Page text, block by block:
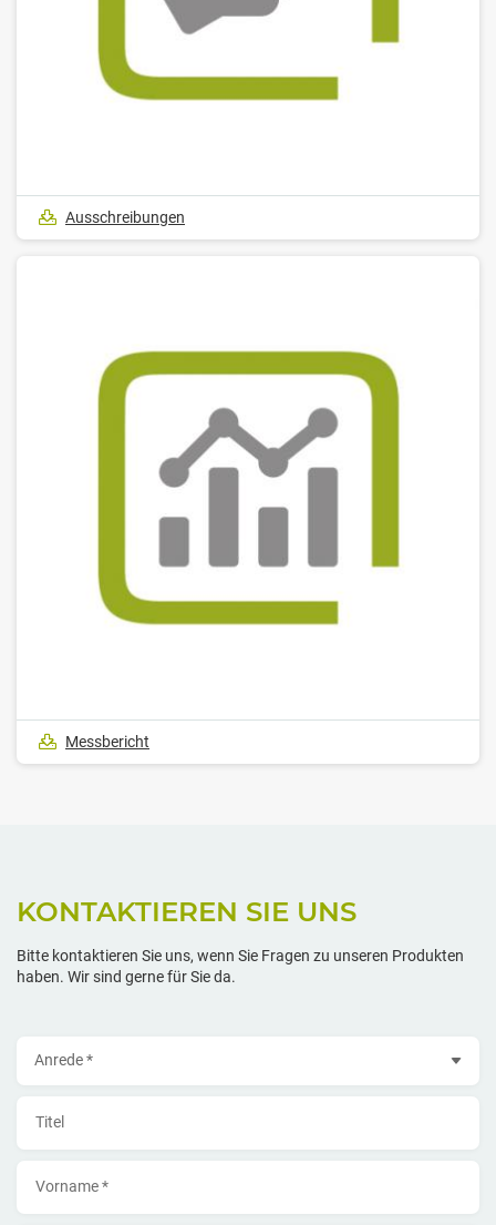
Ausschreibungen
Messbericht
KONTAKTIEREN SIE UNS
Bitte kontaktieren Sie uns, wenn Sie Fragen zu unseren Produkten
haben. Wir sind gerne für Sie da.
Titel
Vorname *